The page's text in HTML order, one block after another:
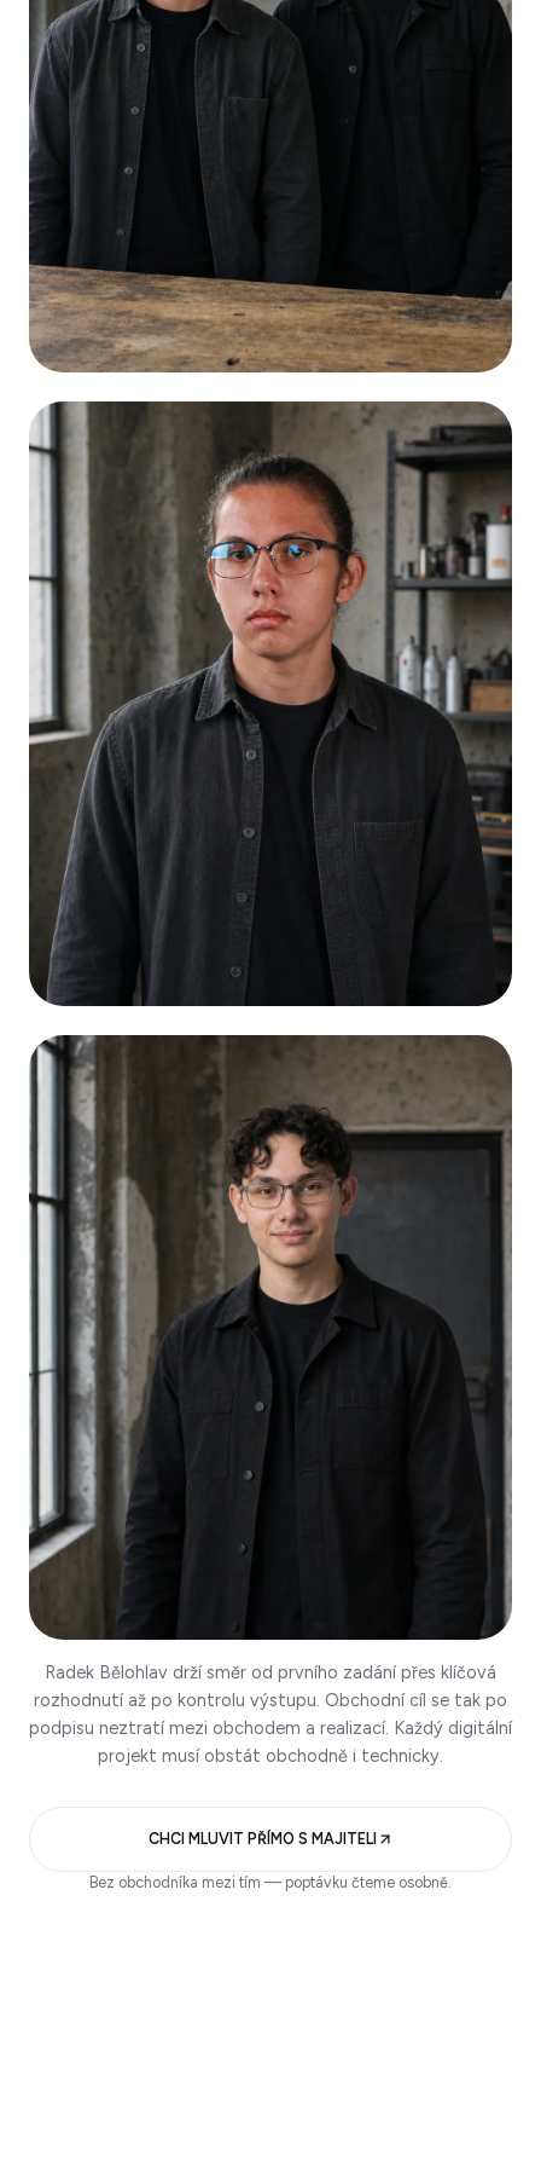
Radek Bělohlav drží směr od prvního zadání přes klíčová
rozhodnutí až po kontrolu výstupu. Obchodní cíl se tak po
podpisu neztratí mezi obchodem a realizací. Každý digitální
projekt musí obstát obchodně i technicky.
CHCI MLUVIT PŘÍMO S MAJITELI
Bez obchodníka mezi tím — poptávku čteme osobně.